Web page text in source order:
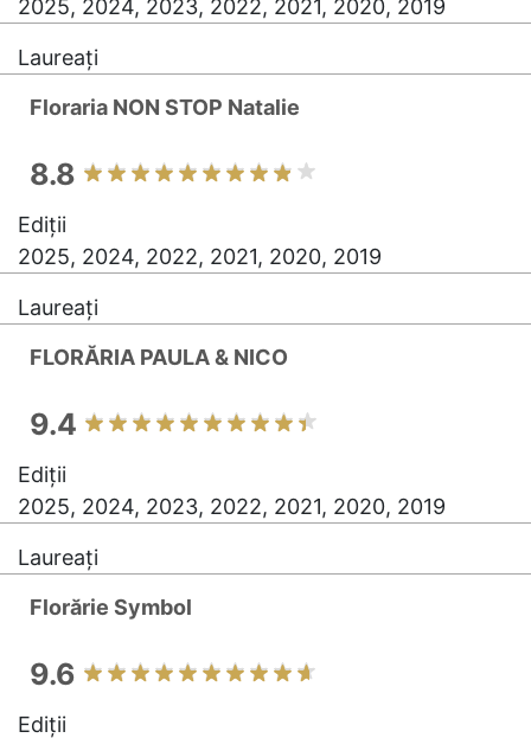
2025, 2024, 2023, 2022, 2021, 2020, 2019
Laureați
Floraria NON STOP Natalie
8.8
Ediții
2025, 2024, 2022, 2021, 2020, 2019
Laureați
FLORĂRIA PAULA & NICO
9.4
Ediții
2025, 2024, 2023, 2022, 2021, 2020, 2019
Laureați
Florărie Symbol
9.6
Ediții